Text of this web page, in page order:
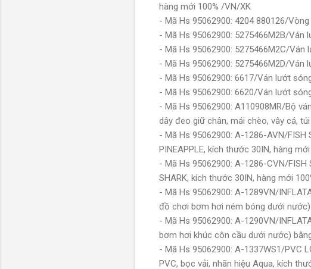
hàng mới 100% /VN/XK
- Mã Hs 95062900: 4204 880126/
- Mã Hs 95062900: 5275466M2B/
- Mã Hs 95062900: 5275466M2C/
- Mã Hs 95062900: 5275466M2D/
- Mã Hs 95062900: 6617/Ván lướt
- Mã Hs 95062900: 6620/Ván lướt
- Mã Hs 95062900: A110908MR/Bộ
dây đeo giữ chân, mái chèo, vây cá,
- Mã Hs 95062900: A-1286-AVN/FISH
PINEAPPLE, kích thước 30IN, hàng
- Mã Hs 95062900: A-1286-CVN/
SHARK, kích thước 30IN, hàng mới
- Mã Hs 95062900: A-1289VN/
đồ chơi bơm hơi ném bóng dưới
- Mã Hs 95062900: A-1290VN/
bơm hơi khúc côn cầu dưới nước)
- Mã Hs 95062900: A-1337WS1/PVC
PVC, bọc vải, nhãn hiệu Aqua, kích